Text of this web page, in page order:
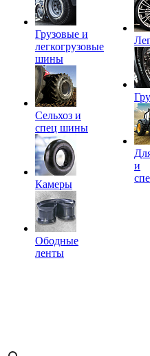
Грузовые и
легкогрузовые
шины
Сельхоз и
спец шины
Камеры
Ободные
ленты
и